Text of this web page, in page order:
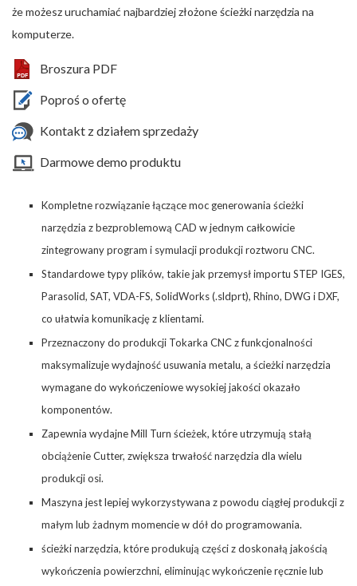
że możesz uruchamiać najbardziej złożone ścieżki narzędzia na
komputerze.
Broszura PDF
Poproś o ofertę
Kontakt z działem sprzedaży
Darmowe demo produktu
Kompletne rozwiązanie łączące moc generowania ścieżki
narzędzia z bezproblemową CAD w jednym całkowicie
zintegrowany program i symulacji produkcji roztworu CNC.
Standardowe typy plików, takie jak przemysł importu STEP IGES,
Parasolid, SAT, VDA-FS, SolidWorks (.sldprt), Rhino, DWG i DXF,
co ułatwia komunikację z klientami.
Przeznaczony do produkcji Tokarka CNC z funkcjonalności
maksymalizuje wydajność usuwania metalu, a ścieżki narzędzia
wymagane do wykończeniowe wysokiej jakości okazało
komponentów.
Zapewnia wydajne Mill Turn ścieżek, które utrzymują stałą
obciążenie Cutter, zwiększa trwałość narzędzia dla wielu
produkcji osi.
Maszyna jest lepiej wykorzystywana z powodu ciągłej produkcji z
małym lub żadnym momencie w dół do programowania.
ścieżki narzędzia, które produkują części z doskonałą jakością
wykończenia powierzchni, eliminując wykończenie ręcznie lub